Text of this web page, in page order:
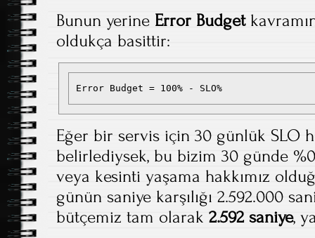
Bunun yerine Error Budget
oldukça basittir:
Error Budget = 100% - SLO%
Eğer bir servis için 30 günlük SLO
belirlediysek, bu bizim 30 günde
veya kesinti yaşama hakkımız
günün saniye karşılığı 2.592.000
bütçemiz tam olarak 2.592 saniye,